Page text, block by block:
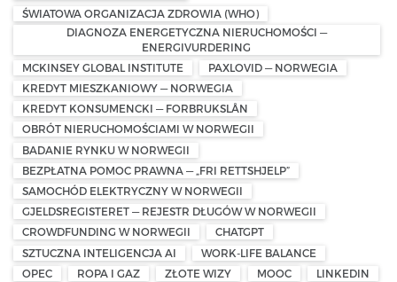
ŚWIATOWA ORGANIZACJA ZDROWIA (WHO)
DIAGNOZA ENERGETYCZNA NIERUCHOMOŚCI —
ENERGIVURDERING
MCKINSEY GLOBAL INSTITUTE
PAXLOVID — NORWEGIA
KREDYT MIESZKANIOWY — NORWEGIA
KREDYT KONSUMENCKI — FORBRUKSLÅN
OBRÓT NIERUCHOMOŚCIAMI W NORWEGII
BADANIE RYNKU W NORWEGII
BEZPŁATNA POMOC PRAWNA — „FRI RETTSHJELP”
SAMOCHÓD ELEKTRYCZNY W NORWEGII
GJELDSREGISTERET — REJESTR DŁUGÓW W NORWEGII
CROWDFUNDING W NORWEGII
CHATGPT
SZTUCZNA INTELIGENCJA AI
WORK-LIFE BALANCE
OPEC
ROPA I GAZ ZŁOTE WIZY MOOC
LINKEDIN